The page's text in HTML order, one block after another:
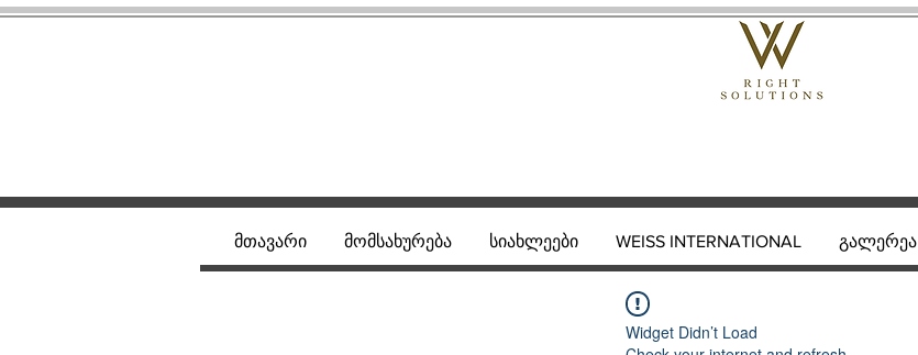
Widget Didn’t Load
მთავარი მომსახურება სიახლეები WEISS INTERNATIONAL გალერეა